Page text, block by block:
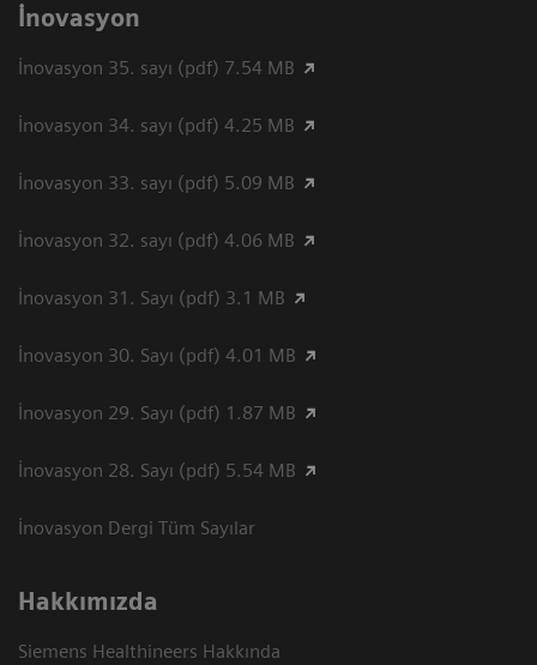
İnovasyon
İnovasyon 35. sayı (pdf) 7.54 MB
İnovasyon 34. sayı (pdf) 4.25 MB
İnovasyon 33. sayı (pdf) 5.09 MB
İnovasyon 32. sayı (pdf) 4.06 MB
İnovasyon 31. Sayı (pdf) 3.1 MB
İnovasyon 30. Sayı (pdf) 4.01 MB
İnovasyon 29. Sayı (pdf) 1.87 MB
İnovasyon 28. Sayı (pdf) 5.54 MB
İnovasyon Dergi Tüm Sayılar
Hakkımızda
Siemens Healthineers Hakkında